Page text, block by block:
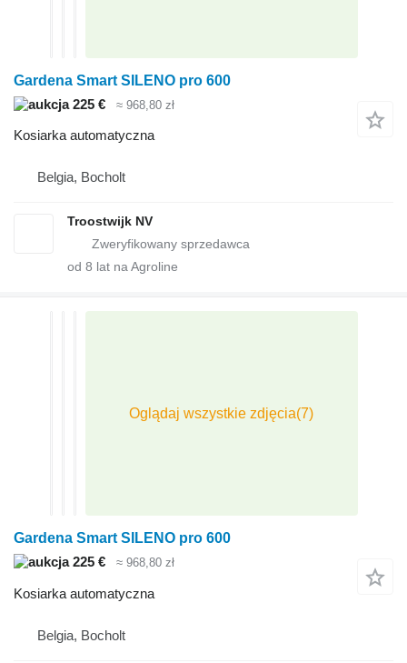
Gardena Smart SILENO pro 600
225 €
≈ 968,80 zł
Kosiarka automatyczna
Belgia, Bocholt
Troostwijk NV
od 8 lat na Agroline
Gardena Smart SILENO pro 600
225 €
≈ 968,80 zł
Kosiarka automatyczna
Belgia, Bocholt